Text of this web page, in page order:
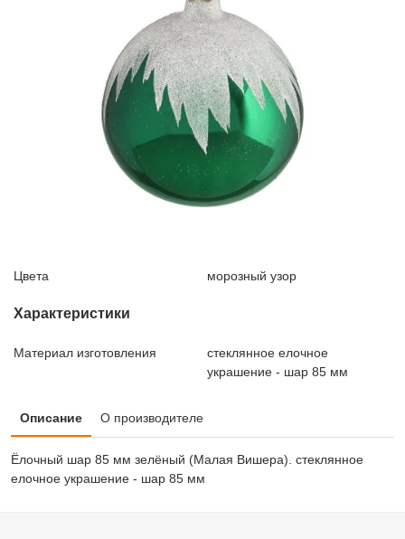
Цвета морозный узор
Характеристики
Материал изготовления
стеклянное елочное
украшение - шар 85 мм
Описание О производителе
Ёлочный шар 85 мм зелёный (Малая Вишера). стеклянное
елочное украшение - шар 85 мм